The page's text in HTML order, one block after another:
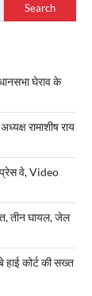
Search
घेराव के
रामाशीष राय
वे, Video
तीन घायल, जेल
कोर्ट की सख्त